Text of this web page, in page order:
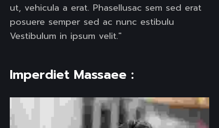
ut, vehicula a erat. Phasellusac sem sed erat
posuere semper sed ac nunc estibulu
Vestibulum in ipsum velit."
Imperdiet Massaee :